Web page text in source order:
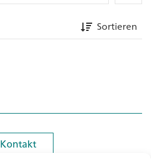
Sortieren
Kontakt
Kontakt